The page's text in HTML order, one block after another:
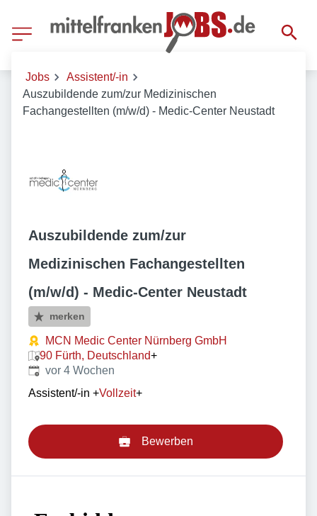
Jobs
Assistent/-in
Auszubildende zum/zur Medizinischen
Fachangestellten (m/w/d) - Medic-Center Neustadt
Auszubildende zum/zur
Medizinischen Fachangestellten
(m/w/d) - Medic-Center Neustadt
merken
MCN Medic Center Nürnberg GmbH
90 Fürth, Deutschland+
Veröffentlicht:
vor 4 Wochen
Assistent/-in +Vollzeit+
Bewerben